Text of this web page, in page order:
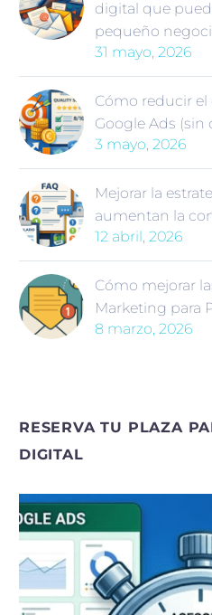
digital que
pequeño
31 mayo, 2026
Cómo reducir el
Google Ads (sin
3 mayo, 2026
Mejorar la
aumentan la
12 abril, 2026
Cómo mejorar
Marketing para
8 marzo, 2026
RESERVA TU PLAZA
DIGITAL